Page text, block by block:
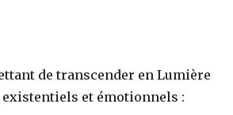
de transcender en Lumière
et émotionnels :